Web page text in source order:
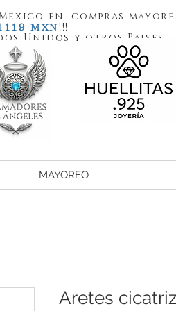
en compras
MXN!!!
Unidos y otros Paises
MAYOREO
Aretes